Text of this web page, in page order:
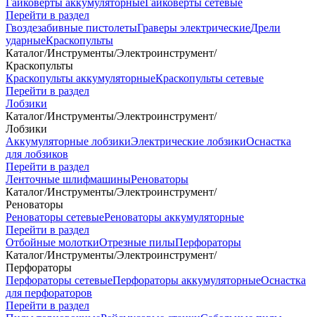
Гайковерты аккумуляторныеГайковерты сетевые
Перейти в раздел
Гвоздезабивные пистолетыГраверы электрическиеДрели
ударныеКраскопульты
Каталог/Инструменты/Электроинструмент/
Краскопульты
Краскопульты аккумуляторныеКраскопульты сетевые
Перейти в раздел
Лобзики
Каталог/Инструменты/Электроинструмент/
Лобзики
Аккумуляторные лобзикиЭлектрические лобзикиОснастка
для лобзиков
Перейти в раздел
Ленточные шлифмашиныРеноваторы
Каталог/Инструменты/Электроинструмент/
Реноваторы
Реноваторы сетевыеРеноваторы аккумуляторные
Перейти в раздел
Отбойные молоткиОтрезные пилыПерфораторы
Каталог/Инструменты/Электроинструмент/
Перфораторы
Перфораторы сетевыеПерфораторы аккумуляторныеОснастка
для перфораторов
Перейти в раздел